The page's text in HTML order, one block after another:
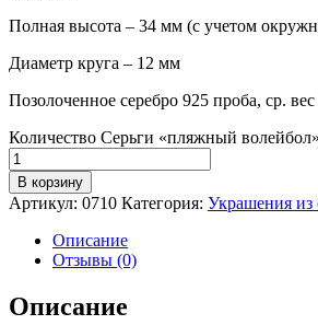
Полная высота – 34 мм (с учетом
Диаметр круга – 12 мм
Позолоченное серебро 925 проба, ср. вес
Количество Серьги «пляжный
В корзину
Артикул: 0710 Категория: Украшения из
Описание
Отзывы (0)
Описание